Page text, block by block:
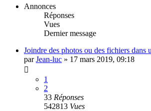
Annonces
Réponses
Vues
Dernier message
Joindre des photos ou des fichiers dans
parJean-luc » 17 mars 2019, 09:18
1
2
33 Réponses
542813 Vues